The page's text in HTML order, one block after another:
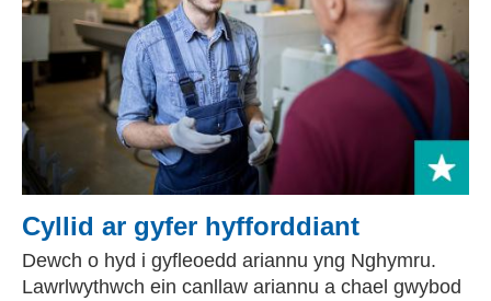
Cyllid ar gyfer hyfforddiant
Dewch o hyd i gyfleoedd ariannu yng Nghymru.
Lawrlwythwch ein canllaw ariannu a chael gwybod